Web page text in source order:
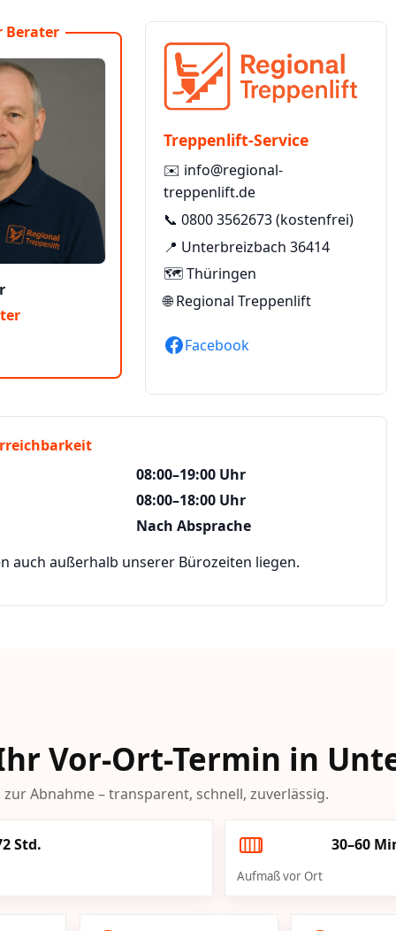
Berater
Treppenlift-Service
✉️ info@regional-
treppenlift.de
📞 0800 3562673(kostenfrei)
📍 Unterbreizbach 36414
🗺️ Thüringen
🌐Regional Treppenlift
Facebook
08:00–19:00 Uhr
08:00–18:00 Uhr
Nach Absprache
auch außerhalb unserer Bürozeiten liegen.
Vor-Ort-Termin in
Abnahme – transparent, schnell, zuverlässig.
Std. 30–60
Aufmaß vor Ort